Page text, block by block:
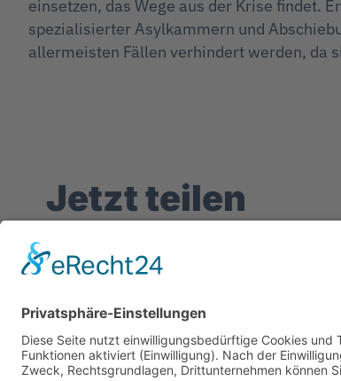
einsetzen, das Wege aus der Krise findet.
spezialisierter Asylkammern und
allermeisten Fällen verhindert werden, da
Jetzt teilen